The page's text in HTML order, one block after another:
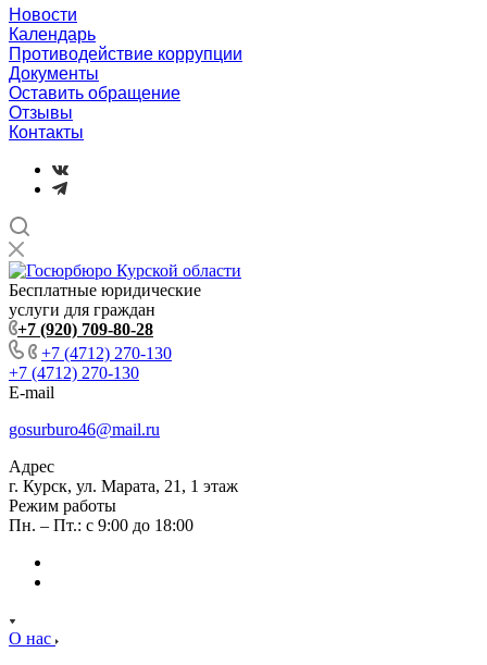
Новости
Календарь
Противодействие коррупции
Документы
Оставить обращение
Отзывы
Контакты
Бесплатные юридические
услуги для граждан
+7 (920) 709-80-28
+7 (4712) 270-130
+7 (4712) 270-130
E-mail
gosurburo46@mail.ru
Адрес
г. Курск, ул. Марата, 21, 1 этаж
Режим работы
Пн. – Пт.: с 9:00 до 18:00
О нас